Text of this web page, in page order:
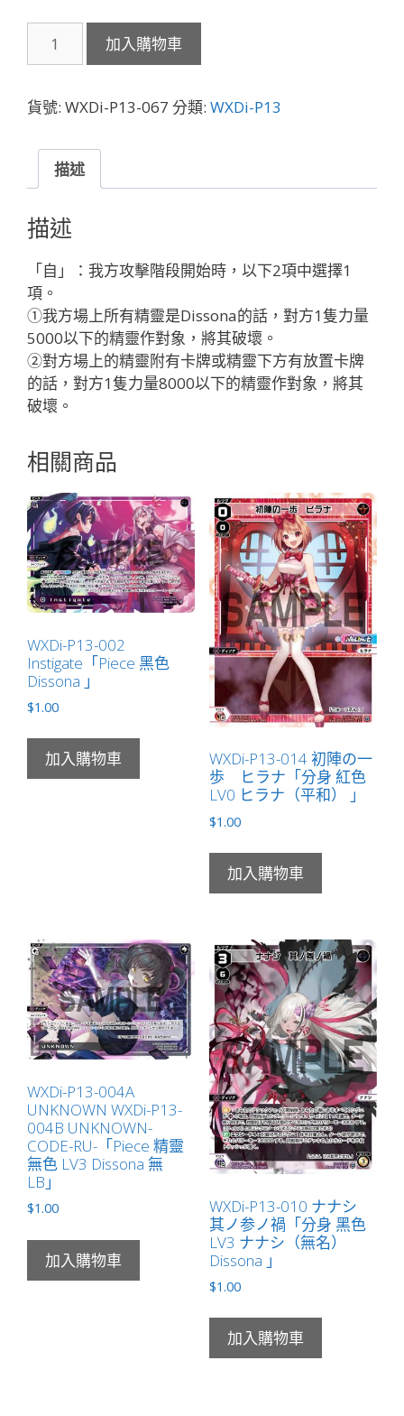
P13-
幻
ア
ラ
ス//
デ
ィ
ソ
ナ
「精
靈
紅
色
LV3
生：
蟲
Dissona
無
LB」
數
量
加入購物車
貨號: WXDi-P13-067 分類: WXDi-P13
描述
描述
「自」：我方攻擊階段開始時，以下2項中選擇1
項。
①我方場上所有精靈是Dissona的話，對方1隻力量
5000以下的精靈作對象，將其破壞。
②對方場上的精靈附有卡牌或精靈下方有放置卡牌
的話，對方1隻力量8000以下的精靈作對象，將其
破壞。
相關商品
WXDi-P13-002
Instigate「Piece 黑色
Dissona 」
$1.00
加入購物車
WXDi-P13-014 初陣の一
歩 ヒラナ「分身 紅色
LV0 ヒラナ（平和） 」
$1.00
加入購物車
WXDi-P13-004A
UNKNOWN WXDi-P13-
004B UNKNOWN-
CODE-RU-「Piece 精靈
無色 LV3 Dissona 無
LB」
$1.00
加入購物車
WXDi-P13-010 ナナシ
其ノ参ノ禍「分身 黑色
LV3 ナナシ（無名）
Dissona 」
$1.00
加入購物車